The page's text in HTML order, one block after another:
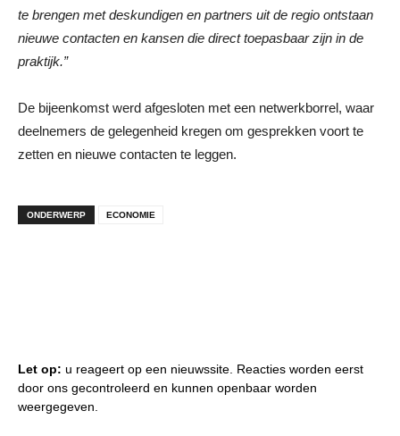
te brengen met deskundigen en partners uit de regio ontstaan
nieuwe contacten en kansen die direct toepasbaar zijn in de
praktijk.”
De bijeenkomst werd afgesloten met een netwerkborrel, waar
deelnemers de gelegenheid kregen om gesprekken voort te
zetten en nieuwe contacten te leggen.
ONDERWERP ECONOMIE
Let op: u reageert op een nieuwssite. Reacties worden eerst
door ons gecontroleerd en kunnen openbaar worden
weergegeven.